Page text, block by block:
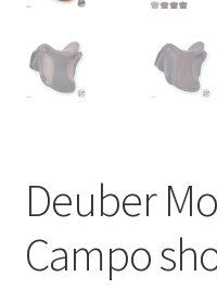
Deuber
Campo